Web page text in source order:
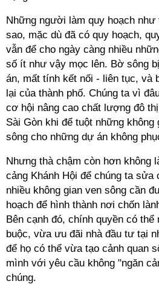
Những người làm quy hoạch như
sao, mặc dù đã có quy hoạch,
vẫn để cho ngày càng nhiều
số ít như vậy mọc lên. Bờ sông
án, mất tính kết nối - liên tục, và
lại của thành phố. Chúng ta vì
cơ hội nâng cao chất lượng đô
Sài Gòn khi để tuột những không
sông cho những dự án không
Nhưng thà chậm còn hơn không
cảng Khánh Hội để chúng ta
nhiều không gian ven sông cần
hoạch để hình thành nơi chốn
Bên cạnh đó, chính quyền có
buộc, vừa ưu đãi nhà đầu tư tại
để họ có thể vừa tạo cảnh quan
mình với yêu cầu không "ngăn
chúng.